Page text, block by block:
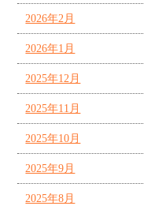
2026年2月
2026年1月
2025年12月
2025年11月
2025年10月
2025年9月
2025年8月